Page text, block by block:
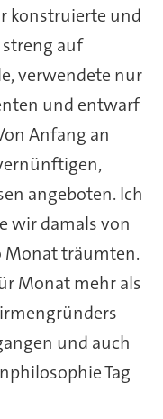
konstruierte und
streng auf
verwendete nur
und entwarf
Anfang an
angeboten. Ich
wir damals von
Monat träumten.
Monat mehr als
und auch
Tag